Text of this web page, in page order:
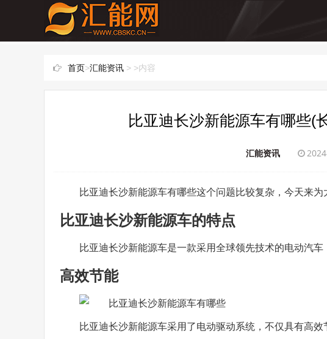
首页>汇能资讯 > >内容
比亚迪长沙新能源车有哪些(
汇能资讯
比亚迪长沙新能源车有哪些这个问题比较复杂，今天来为
比亚迪长沙新能源车的特点
比亚迪长沙新能源车是一款采用全球领先技术的电动汽车
高效节能
比亚迪长沙新能源车采用了电动驱动系统，不仅具有高